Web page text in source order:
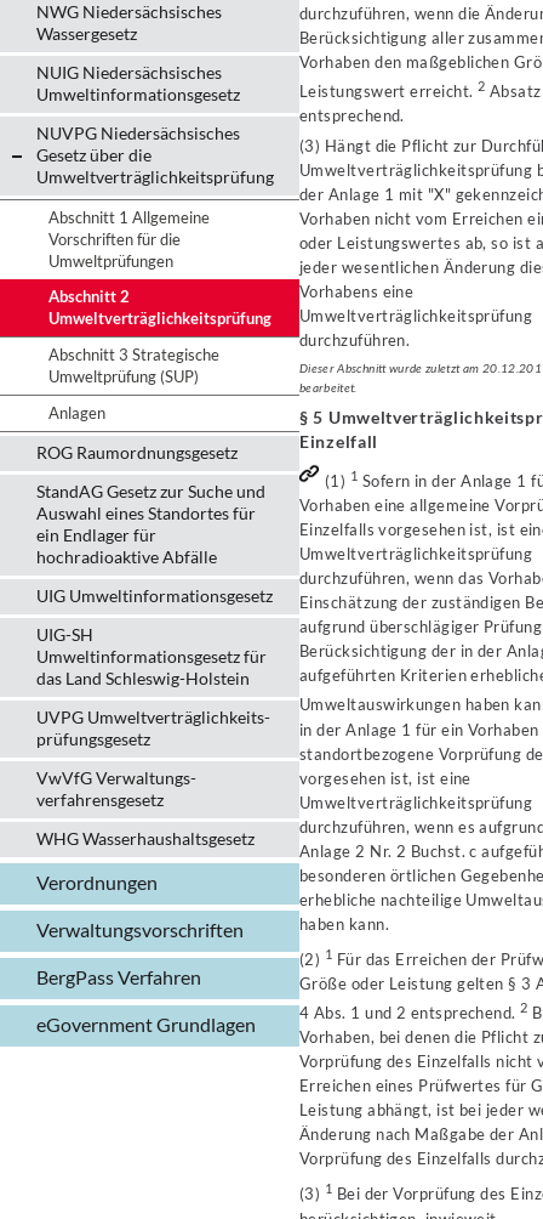
NWG Niedersächsisches
Wassergesetz
NUIG Niedersächsisches
Umweltinformationsgesetz
NUVPG Niedersächsisches
Gesetz über die
Umweltverträglichkeitsprüfung
Abschnitt 1 Allgemeine
Vorschriften für die
Umweltprüfungen
Abschnitt 2
Umweltverträglichkeitsprüfung
Abschnitt 3 Strategische
Umweltprüfung (SUP)
Anlagen
ROG Raumordnungsgesetz
StandAG Gesetz zur Suche und
Auswahl eines Standortes für
ein Endlager für
hochradioaktive Abfälle
UIG Umweltinformationsgesetz
UIG-SH
Umweltinformationsgesetz für
das Land Schleswig-Holstein
UVPG Umweltverträglich­keits­
prüfungs­gesetz
VwVfG Verwaltungs­
verfahrens­gesetz
WHG Wasserhaushalts­gesetz
Verordnungen
Verwaltungs­vorschriften
BergPass Verfahren
eGovernment Grundlagen
durchzuführen, wenn die
Berücksichtigung aller
Vorhaben den maßgeblichen
Leistungswert erreicht. 2
entsprechend.
(3) Hängt die Pflicht zur
Umweltverträglichkeitsprüfung
der Anlage 1 mit "X"
Vorhaben nicht vom Erreichen
oder Leistungswertes ab, so ist
jeder wesentlichen Änderung
Vorhabens eine
Umweltverträglichkeitsprüfung
durchzuführen.
Dieser Abschnitt wurde zuletzt am
bearbeitet.
§ 5
Einzelfall
(1) 1 Sofern in der Anlage 1
Vorhaben eine allgemeine
Einzelfalls vorgesehen ist, ist
Umweltverträglichkeitsprüfung
durchzuführen, wenn das
Einschätzung der zuständigen
aufgrund überschlägiger
Berücksichtigung der in der
aufgeführten Kriterien
Umweltauswirkungen haben
in der Anlage 1 für ein Vorhaben
standortbezogene Vorprüfung
vorgesehen ist, ist eine
Umweltverträglichkeitsprüfung
durchzuführen, wenn es
Anlage 2 Nr. 2 Buchst. c
besonderen örtlichen
erhebliche nachteilige
haben kann.
(2) 1 Für das Erreichen der
Größe oder Leistung gelten § 3
4 Abs. 1 und 2 entsprechend.2
Vorhaben, bei denen die Pflicht
Vorprüfung des Einzelfalls nicht
Erreichen eines Prüfwertes für
Leistung abhängt, ist bei jeder
Änderung nach Maßgabe der
Vorprüfung des Einzelfalls
(3) 1 Bei der Vorprüfung des